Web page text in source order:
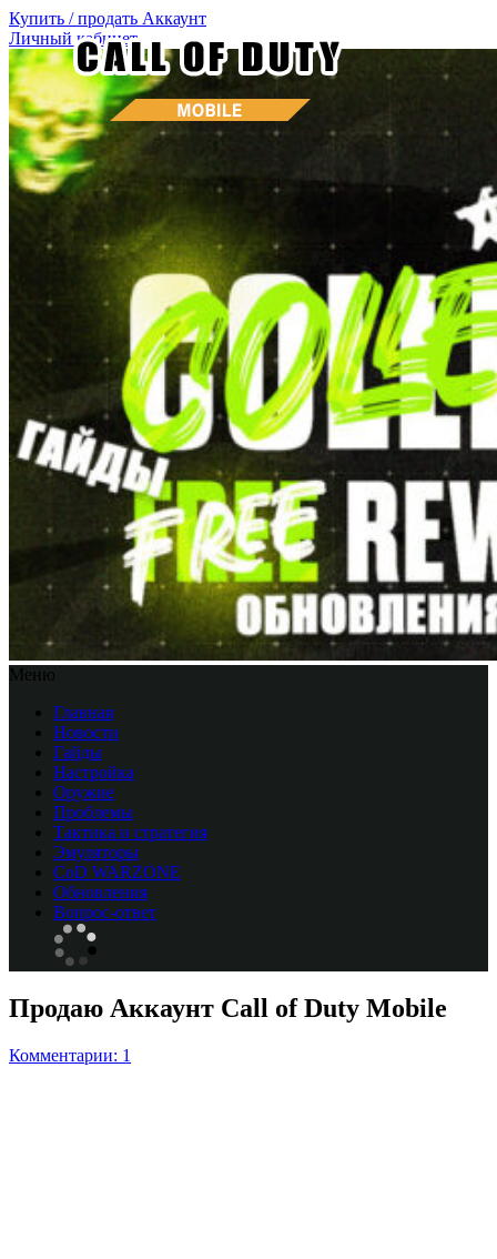
Купить / продать Аккаунт
Личный кабинет
Меню
Главная
Новости
Гайды
Настройка
Оружие
Проблемы
Тактика и стратегия
Эмуляторы
CоD WARZONE
Обновления
Вопрос-ответ
Продаю Аккаунт Call of Duty Mobile
Комментарии: 1